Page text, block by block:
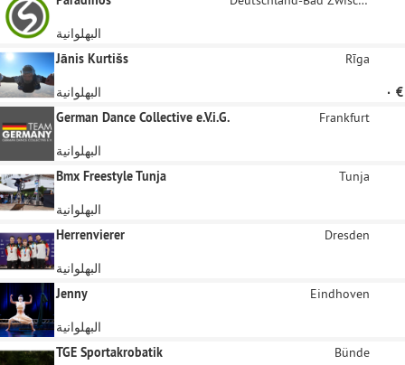
البهلوانية
Jānis Kurtišs
Rīga
البهلوانية
‏٠ €
German Dance Collective e.V.i.G.
Frankfurt
البهلوانية
Bmx Freestyle Tunja
Tunja
البهلوانية
Herrenvierer
Dresden
البهلوانية
Jenny
Eindhoven
البهلوانية
TGE Sportakrobatik
Bünde